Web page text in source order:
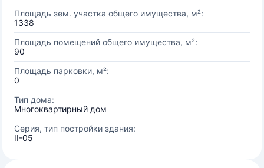
Площадь зем. участка общего имущества, м²:
1338
Площадь помещений общего имущества, м²:
90
Площадь парковки, м²:
0
Тип дома:
Многоквартирный дом
Серия, тип постройки здания:
II-05